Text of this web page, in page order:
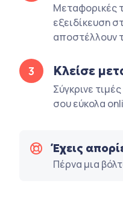
Μεταφορικές
εξειδίκευση
αποστέλλουν
3 Κλείσε
Σύγκρινε
σου εύκολα
Έχεις
Πέρνα μια